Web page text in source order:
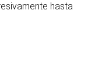
hasta